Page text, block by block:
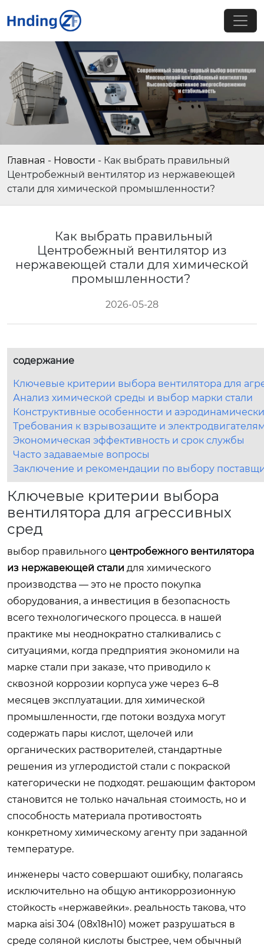
Главная - Новости - Как выбрать правильный
Центробежный вентилятор из нержавеющей
стали для химической промышленности?
Как выбрать правильный
Центробежный вентилятор из
нержавеющей стали для химической
промышленности?
2026-05-28
содержание
Ключевые критерии выбора вентилятора для
Анализ химической среды и выбор марки стали
Конструктивные особенности и
Требования к взрывозащите и
Экономическая эффективность и срок службы
Часто задаваемые вопросы
Заключение и рекомендации по выбору
Ключевые критерии выбора
вентилятора для агрессивных
сред
выбор правильного центробежного вентилятора
из нержавеющей стали для химического
производства — это не просто покупка
оборудования, а инвестиция в безопасность
всего технологического процесса. в нашей
практике мы неоднократно сталкивались с
ситуациями, когда предприятия экономили на
марке стали при заказе, что приводило к
сквозной коррозии корпуса уже через 6–8
месяцев эксплуатации. для химической
промышленности, где потоки воздуха могут
содержать пары кислот, щелочей или
органических растворителей, стандартные
решения из углеродистой стали с покраской
категорически не подходят. решающим фактором
становится не только начальная стоимость, но и
способность материала противостоять
конкретному химическому агенту при заданной
температуре.
инженеры часто совершают ошибку, полагаясь
исключительно на общую антикоррозионную
стойкость «нержавейки». реальность такова, что
марка aisi 304 (08х18н10) может разрушаться в
среде соляной кислоты быстрее, чем обычный